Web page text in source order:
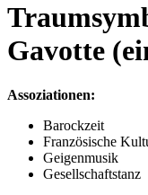
Gavotte
Assoziationen:
Barockzeit
Französische
Geigenmusik
Gesellschaftstanz